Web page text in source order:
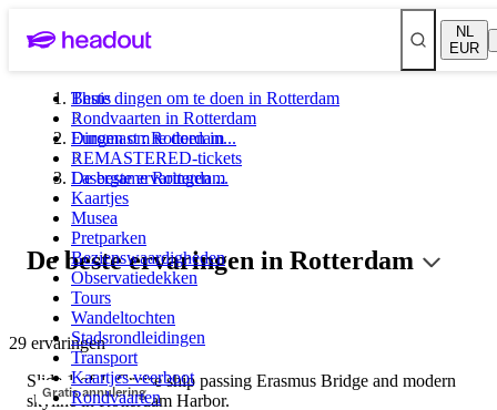
NL
EUR
Beste dingen om te doen in Rotterdam
Rondvaarten in Rotterdam
Euromast : Rotterdam
REMASTERED-tickets
Lasergame Rotterdam
Kaartjes
Musea
Pretparken
Bezienswaardigheden
Observatiedekken
Tours
Wandeltochten
Stadsrondleidingen
Transport
Kaartjes veerboot
Rondvaarten
Thuis
Dingen om te doen in...
De beste ervaringen ...
De beste ervaringen in Rotterdam
29 ervaringen
Gratis annulering
Slide 1 of 1, Cruise ship passing Erasmus Bridge and modern
skyline in Rotterdam Harbor.